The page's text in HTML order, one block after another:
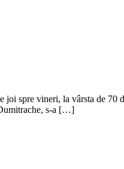
spre vineri, la vârsta de
s-a […]